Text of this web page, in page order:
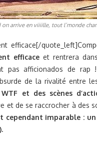
on arrive en viiiille, tout l’monde
efficace[/
efficaceet rentrera
pas afficionados de rap
de la rivalité entre
et des scènes
et de se raccrocher à des
cependant imparable :